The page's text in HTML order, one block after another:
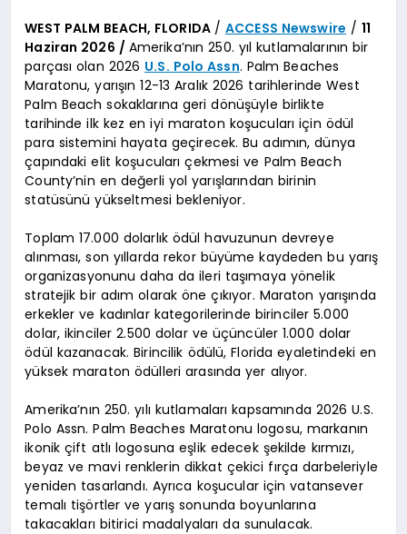
WEST PALM BEACH, FLORIDA /ACCESS Newswire / 11
Haziran 2026 / Amerika’nın 250. yıl kutlamalarının bir
parçası olan 2026 U.S. Polo Assn. Palm Beaches
Maratonu, yarışın 12-13 Aralık 2026 tarihlerinde West
Palm Beach sokaklarına geri dönüşüyle birlikte
tarihinde ilk kez en iyi maraton koşucuları için ödül
para sistemini hayata geçirecek. Bu adımın, dünya
çapındaki elit koşucuları çekmesi ve Palm Beach
County’nin en değerli yol yarışlarından birinin
statüsünü yükseltmesi bekleniyor.
Toplam 17.000 dolarlık ödül havuzunun devreye
alınması, son yıllarda rekor büyüme kaydeden bu yarış
organizasyonunu daha da ileri taşımaya yönelik
stratejik bir adım olarak öne çıkıyor. Maraton yarışında
erkekler ve kadınlar kategorilerinde birinciler 5.000
dolar, ikinciler 2.500 dolar ve üçüncüler 1.000 dolar
ödül kazanacak. Birincilik ödülü, Florida eyaletindeki en
yüksek maraton ödülleri arasında yer alıyor.
Amerika’nın 250. yılı kutlamaları kapsamında 2026 U.S.
Polo Assn. Palm Beaches Maratonu logosu, markanın
ikonik çift atlı logosuna eşlik edecek şekilde kırmızı,
beyaz ve mavi renklerin dikkat çekici fırça darbeleriyle
yeniden tasarlandı. Ayrıca koşucular için vatansever
temalı tişörtler ve yarış sonunda boyunlarına
takacakları bitirici madalyaları da sunulacak.